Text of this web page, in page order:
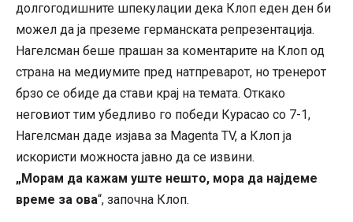
долгогодишните шпекулации дека Клоп еден ден би
можел да ја преземе германската репрезентација.
Нагелсман беше прашан за коментарите на Клоп од
страна на медиумите пред натпреварот, но тренерот
брзо се обиде да стави крај на темата. Откако
неговиот тим убедливо го победи Курасао со 7-1,
Нагелсман даде изјава за Magenta TV, а Клоп ја
искористи можноста јавно да се извини.
„Морам да кажам уште нешто, мора да најдеме
време за ова“, започна Клоп.